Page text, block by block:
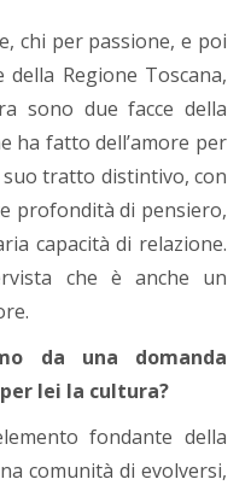
chi per passione, e poi
della Regione Toscana,
sono due facce della
ha fatto dell’amore per
suo tratto distintivo, con
profondità di pensiero,
capacità di relazione.
che è anche un
da una domanda
lei la cultura?
fondante della
comunità di evolversi,